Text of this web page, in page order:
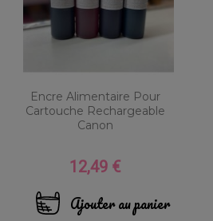
Encre Alimentaire Pour
Cartouche Rechargeable
Canon
Prix
12,49 €
Ajouter au panier